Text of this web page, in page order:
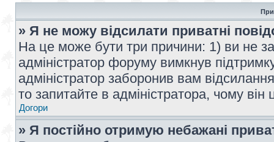
» Я не можу відсилати приватні
На це може бути три причини: 1) ви не
адміністратор форуму вимкнув
адміністратор заборонив вам
то запитайте в адміністратора, чому він
Догори
» Я постійно отримую небажані